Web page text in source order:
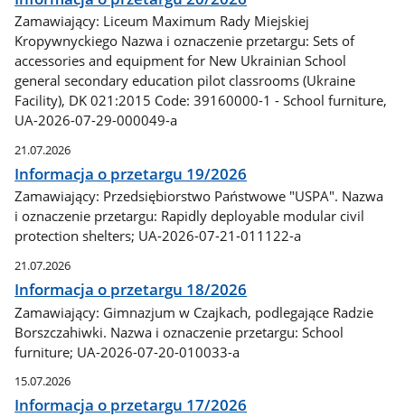
Zamawiający: Liceum Maximum Rady Miejskiej
Kropywnyckiego Nazwa i oznaczenie przetargu: Sets of
accessories and equipment for New Ukrainian School
general secondary education pilot classrooms (Ukraine
Facility), DK 021:2015 Code: 39160000-1 - School furniture,
UA-2026-07-29-000049-a
21.07.2026
Informacja o przetargu 19/2026
Zamawiający: Przedsiębiorstwo Państwowe "USPA". Nazwa
i oznaczenie przetargu: Rapidly deployable modular civil
protection shelters; UA-2026-07-21-011122-a
21.07.2026
Informacja o przetargu 18/2026
Zamawiający: Gimnazjum w Czajkach, podlegające Radzie
Borszczahiwki. Nazwa i oznaczenie przetargu: School
furniture; UA-2026-07-20-010033-a
15.07.2026
Informacja o przetargu 17/2026